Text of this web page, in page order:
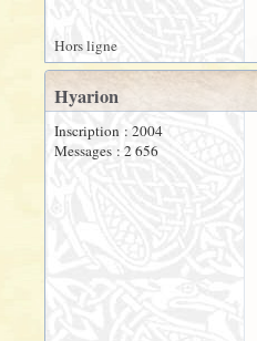
Hors ligne
Hyarion
Inscription : 2004
Messages : 2 656